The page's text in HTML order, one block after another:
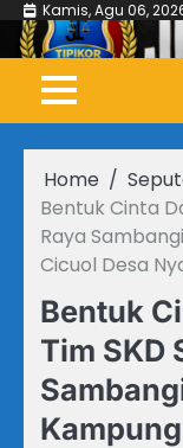
Skip
content
Kamis, Agu 06,
Home
Bentuk Cinta
Raya
Cicuol Desa
Bentuk
Tim SKD